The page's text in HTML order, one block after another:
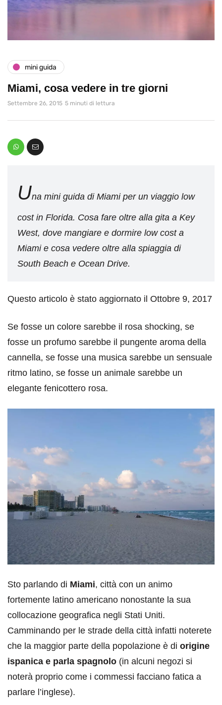
mini guida
Miami, cosa vedere in tre giorni
Settembre 26, 2015 5 minuti di lettura
Una mini guida di Miami per un viaggio low
cost in Florida. Cosa fare oltre alla gita a Key
West, dove mangiare e dormire low cost a
Miami e cosa vedere oltre alla spiaggia di
South Beach e Ocean Drive.
Questo articolo è stato aggiornato il Ottobre 9, 2017
Se fosse un colore sarebbe il rosa shocking, se
fosse un profumo sarebbe il pungente aroma della
cannella, se fosse una musica sarebbe un sensuale
ritmo latino, se fosse un animale sarebbe un
elegante fenicottero rosa.
Sto parlando di Miami, città con un animo
fortemente latino americano nonostante la sua
collocazione geografica negli Stati Uniti.
Camminando per le strade della città infatti noterete
che la maggior parte della popolazione è di origine
ispanica e parla spagnolo (in alcuni negozi si
noterà proprio come i commessi facciano fatica a
parlare l’inglese).